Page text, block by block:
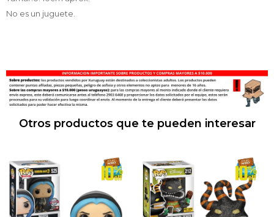
No es un juguete.
Otros productos que te pueden interesar